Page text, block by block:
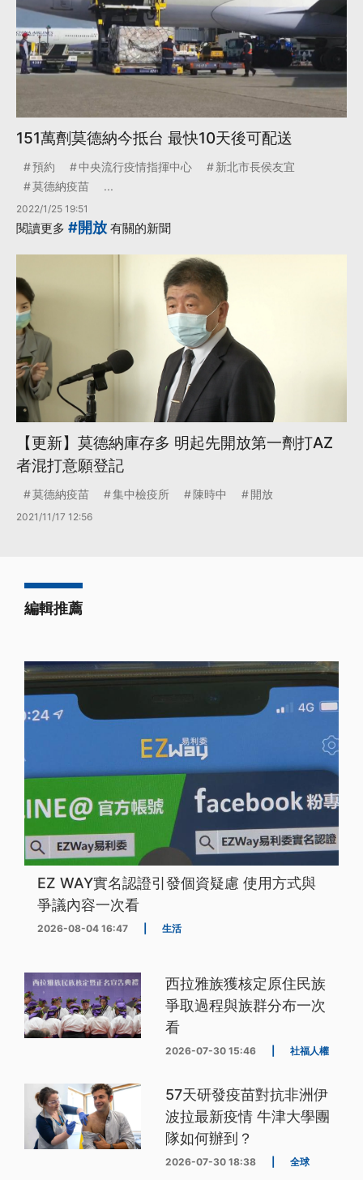
151萬劑莫德納今抵台 最快10天後可配送
預約 中央流行疫情指揮中心
新北市長侯友宜
莫德納疫苗
...
2022/1/25 19:51
閱讀更多 #開放 有關的新聞
【更新】莫德納庫存多 明起先開放第一劑打AZ
者混打意願登記
莫德納疫苗 集中檢疫所 陳時中 開放
2021/11/17 12:56
編輯推薦
EZ WAY實名認證引發個資疑慮 使用方式與
爭議內容一次看
2026-08-04 16:47 生活
西拉雅族獲核定原住民族
爭取過程與族群分布一次
看
2026-07-30 15:46 社福人權
57天研發疫苗對抗非洲伊
波拉最新疫情 牛津大學團
隊如何辦到？
2026-07-30 18:38 全球